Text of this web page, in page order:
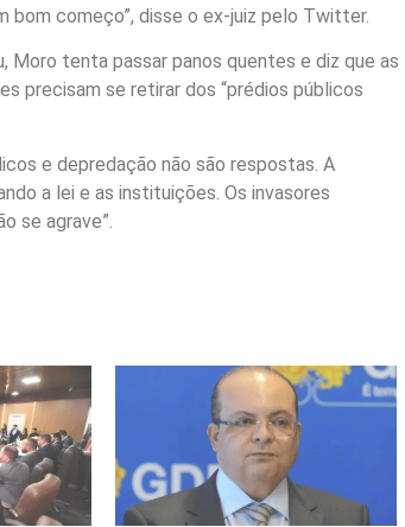
bom começo”, disse o ex-juiz pelo Twitter.
Moro tenta passar panos quentes e diz que as
precisam se retirar dos “prédios públicos
e depredação não são respostas. A
a lei e as instituições. Os invasores
se agrave”.